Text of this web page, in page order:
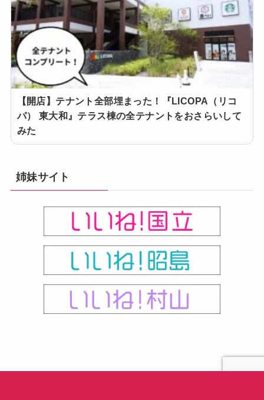
【開店】テナント全部埋まった！『LICOPA（リコ
パ） 東大和』テラス棟の全テナントをおさらいして
みた
姉妹サイト